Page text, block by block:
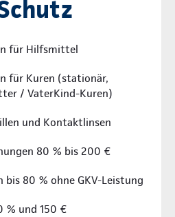
für Hilfsmittel
für Kuren (stationär,
/ VaterKind-Kuren)
und Kontaktlinsen
80 % bis 200 €
80 % ohne GKV-Leistung
% und 150 €